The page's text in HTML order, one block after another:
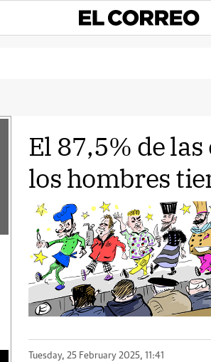
El 87,5% de
los hombres
Tuesday, 25 February 2025, 11:41